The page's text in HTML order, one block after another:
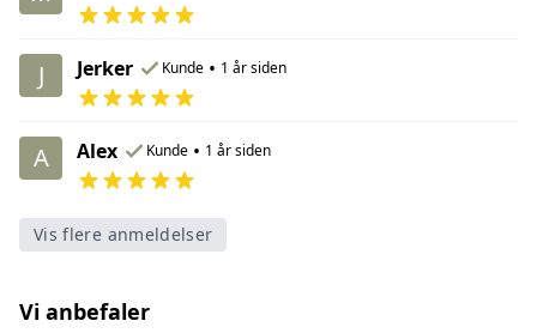
J Jerker Kunde • 1 år siden
A Alex Kunde • 1 år siden
Vis flere anmeldelser
Vi anbefaler